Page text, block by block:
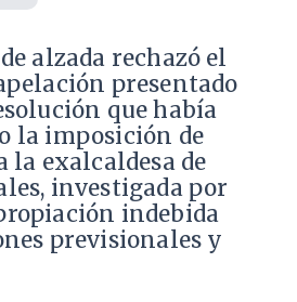
alzada rechazó el
presentado
que había
la imposición de
la exalcaldesa de
investigada por
indebida
previsionales y